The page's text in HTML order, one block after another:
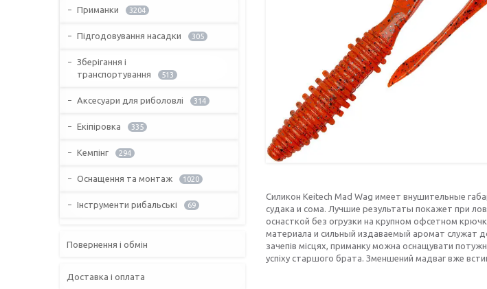
Силикон Keitech Mad Wag имеет внушительные
судака и сома. Лучшие результаты покажет при
оснасткой без огрузки на крупном офсетном
материала и сильный издаваемый аромат служат
зачепів місцях, приманку можна оснащувати
успіху старшого брата. Зменшений мадваг вже
Приманки 3204
Підгодовування насадки 305
Зберігання і
транспортування
513
Аксесуари для риболовлі 314
Екіпіровка 335
Кемпінг 294
Оснащення та монтаж 1020
Інструменти рибальські 69
Повернення і обмін
Доставка і оплата